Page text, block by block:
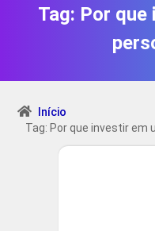
Tag: Por que
Início
Tag: Por que investir em